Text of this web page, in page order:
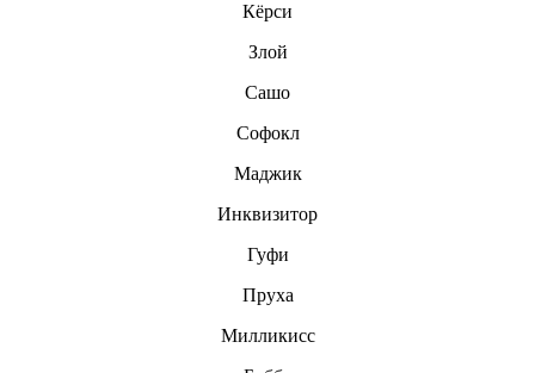
Кёрси
Злой
Сашо
Софокл
Маджик
Инквизитор
Гуфи
Пруха
Милликисс